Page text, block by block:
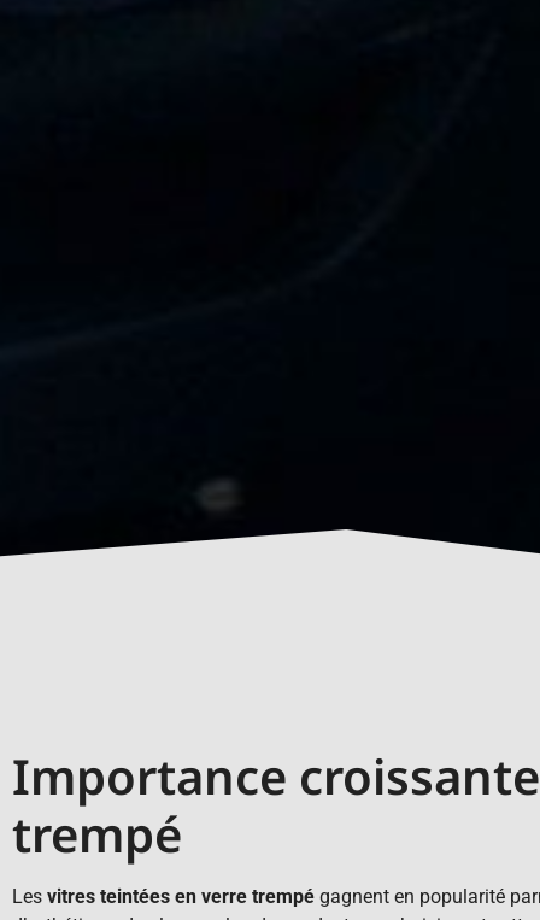
Importance
trempé
Les vitres teintées en verre trempé gagnent en popularité